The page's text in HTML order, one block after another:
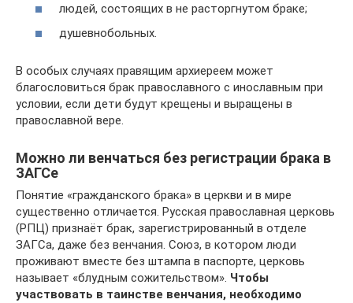
людей, состоящих в не расторгнутом браке;
душевнобольных.
В особых случаях правящим архиереем может
благословиться брак православного с инославным при
условии, если дети будут крещены и выращены в
православной вере.
Можно ли венчаться без регистрации брака в
ЗАГСе
Понятие «гражданского брака» в церкви и в мире
существенно отличается. Русская православная церковь
(РПЦ) признаёт брак, зарегистрированный в отделе
ЗАГСа, даже без венчания. Союз, в котором люди
проживают вместе без штампа в паспорте, церковь
называет «блудным сожительством». Чтобы
участвовать в таинстве венчания, необходимо